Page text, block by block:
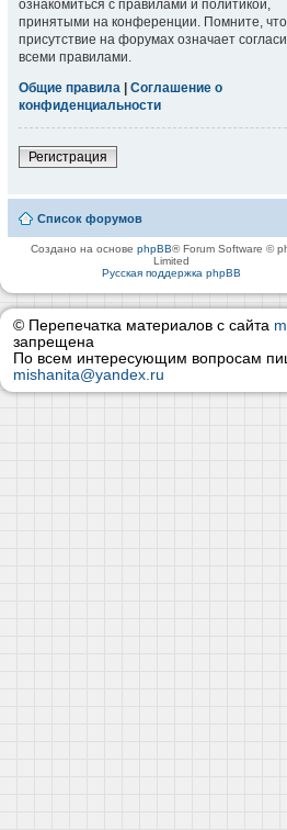
ознакомиться с правилами и политикой,
принятыми на конференции. Помните,
присутствие на форумах означает
всеми правилами.
Общие правила | Соглашение о
конфиденциальности
Регистрация
Список форумов
Создано на основеphpBB® Forum Software ©
Limited
Русская поддержка phpBB
© Перепечатка материалов с сайта
запрещена
По всем интересующим вопросам
mishanita@yandex.ru